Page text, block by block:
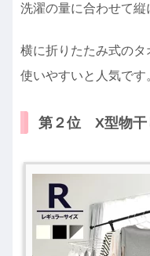
洗濯の量に合わせて縦
横に折りたたみ式の
使いやすいと人気です
第２位 X型物干